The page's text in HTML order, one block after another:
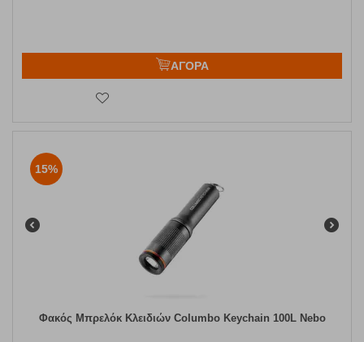
ΑΓΟΡΑ
15%
Φακός Μπρελόκ Κλειδιών Columbo Keychain 100L Nebo